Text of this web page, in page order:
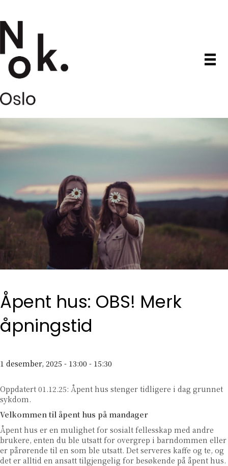
Åpent hus: OBS! Merk
åpningstid
1 desember, 2025 - 13:00 - 15:30
Oppdatert 01.12.25: Åpent hus stenger tidligere i dag grunnet
sykdom.
Velkommen til åpent hus på mandager
Åpent hus er en mulighet for sosialt fellesskap med andre
brukere, enten du ble utsatt for overgrep i barndommen eller
er pårørende til en som ble utsatt. Det serveres kaffe og te, og
det er alltid en ansatt tilgjengelig for besøkende på åpent hus.